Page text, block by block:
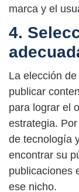
marca y el
4.
La elección
publicar
para lograr el
estrategia.
de tecnología
encontrar su
publicaciones
ese nicho.